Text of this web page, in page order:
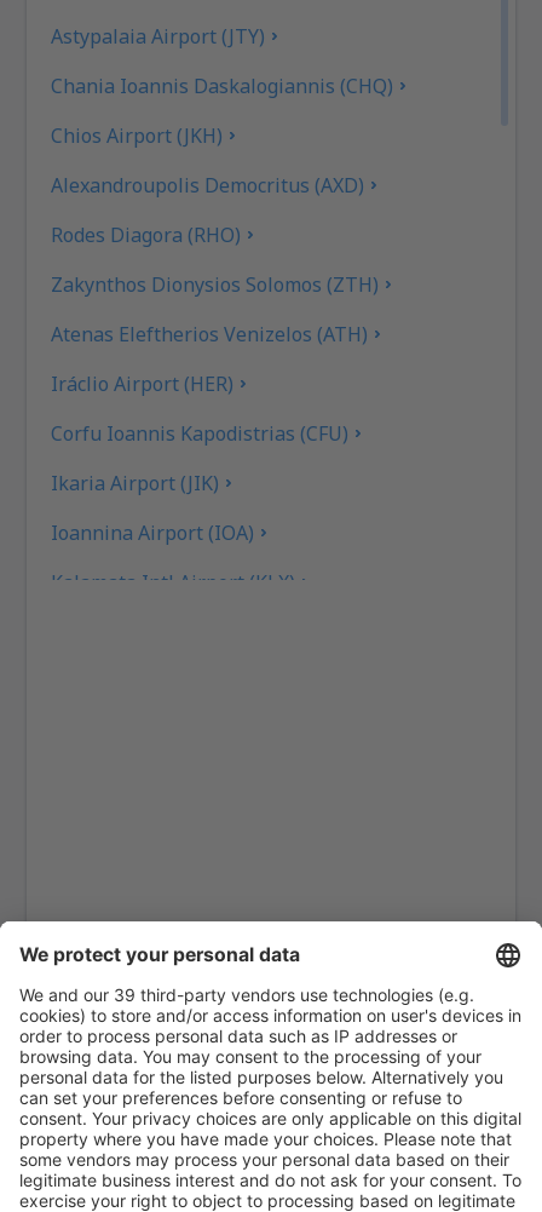
Astypalaia Airport (JTY)
Chania Ioannis Daskalogiannis (CHQ)
Chios Airport (JKH)
Alexandroupolis Democritus (AXD)
Rodes Diagora (RHO)
Zakynthos Dionysios Solomos (ZTH)
Atenas Eleftherios Venizelos (ATH)
Iráclio Airport (HER)
Corfu Ioannis Kapodistrias (CFU)
Ikaria Airport (JIK)
Ioannina Airport (IOA)
Kalamata Intl Airport (KLX)
Kithira Island National Airport (KIT)
Kozani Airport (KZI)
Lemnos Airport (LXS)
Leros Island Airport (LRS)
Tessalónica Macedónia (SKG)